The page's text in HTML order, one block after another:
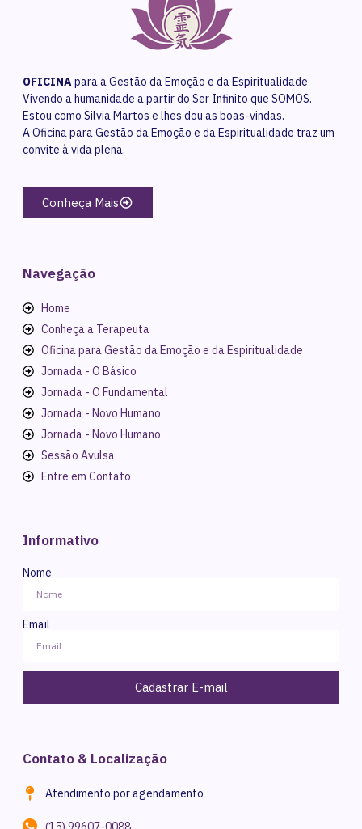
OFICINApara a Gestão da Emoção e da Espiritualidade
Vivendo a humanidade a partir do Ser Infinito que SOMOS.
Estou como Silvia Martos e lhes dou as boas-vindas.
A Oficina para Gestão da Emoção e da Espiritualidade traz um
convite à vida plena.
Conheça Mais
Navegação
Home
Conheça a Terapeuta
Oficina para Gestão da Emoção e da Espiritualidade
Jornada - O Básico
Jornada - O Fundamental
Jornada - Novo Humano
Jornada - Novo Humano
Sessão Avulsa
Entre em Contato
Informativo
Nome
Email
Cadastrar E-mail
Contato & Localização
Atendimento por agendamento